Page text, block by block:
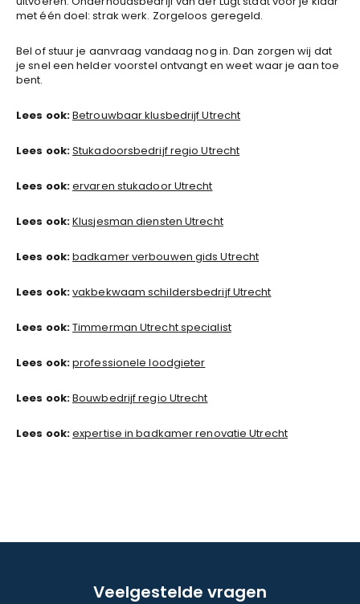
met één doel: strak werk. Zorgeloos geregeld.
Bel of stuur je aanvraag vandaag nog in. Dan zorgen wij dat
je snel een helder voorstel ontvangt en weet waar je aan toe
bent.
Lees ook:Betrouwbaar klusbedrijf Utrecht
Lees ook:Stukadoorsbedrijf regio Utrecht
Lees ook:ervaren stukadoor Utrecht
Lees ook:Klusjesman diensten Utrecht
Lees ook:badkamer verbouwen gids Utrecht
Lees ook:vakbekwaam schildersbedrijf Utrecht
Lees ook:Timmerman Utrecht specialist
Lees ook:professionele loodgieter
Lees ook:Bouwbedrijf regio Utrecht
Lees ook:expertise in badkamer renovatie Utrecht
Veelgestelde vragen